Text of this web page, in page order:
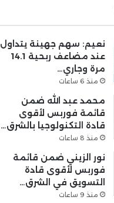
نعيم: سهم جهينة يتداول
عند مضاعف ربحية 14.1
مرة وجاري…
منذ 6 ساعات
محمد عبد الله ضمن
قائمة فوربس لأقوى
قادة التكنولوجيا بالشرق…
منذ 8 ساعات
نور الزيني ضمن قائمة
فوربس لأقوى قادة
التسويق في الشرق…
منذ 9 ساعات